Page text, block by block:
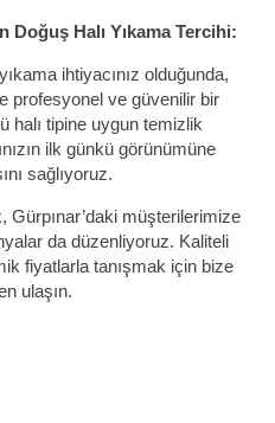
Doğuş Halı Yıkama Tercihi:
ihtiyacınız olduğunda,
profesyonel ve güvenilir bir
halı tipine uygun temizlik
ilk günkü görünümüne
sağlıyoruz.
Gürpınar’daki müşterilerimize
da düzenliyoruz. Kaliteli
fiyatlarla tanışmak için bize
ulaşın.